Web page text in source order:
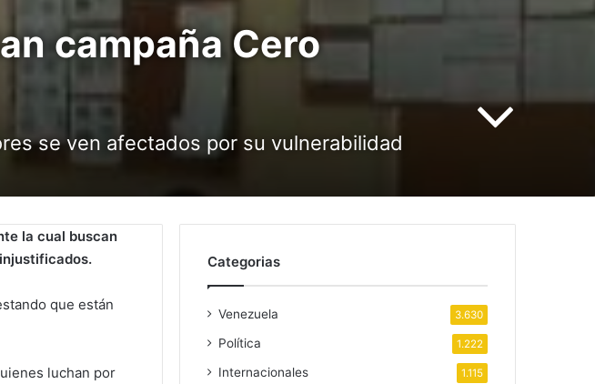
campaña Cero
se ven afectados por su vulnerabilidad
la cual buscan
que están
luchan por
Categorias
Venezuela 3.630
Política 1.222
Internacionales 1.115